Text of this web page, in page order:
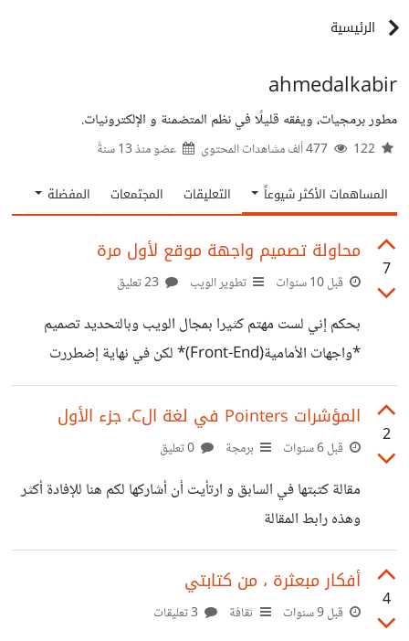
الرئيسية
ahmedalkabir
مطور برمجيات، ويفقه قليلًا في نظم المتضمنة و الإلكترونيات.
عضو منذ13 سنةً
المساهمات الأكثر شيوعاً التعليقات المجتمعات المفضلة
7
محاولة تصميم واجهة موقع لأول مرة
قبل 10 سنوات تطوير الويب
بحكم إني لست مهتم كثيرا بمجال الويب وبالتحديد تصميم
*واجهات الأمامية(Front-End)* لكن في نهاية إضطررت
لتصميم واجهة مواقع هذه أول محاولة لي في هذا المجال إريد
رأيكم في هذا التصميم رابط الموقع http://www.upload-
website.com/DwrfU-80/
2
المؤشرات Pointers في لغة الC، جزء الأول
قبل 6 سنوات برمجة
مقالة كتبتها في السابق و ارتأيت أن أشاركها لكم هنا للإفادة أكثر
وهذه رابط المقالة
https://lambda.ly/wp/2019/12/11/%d8%a7%d9%
84%d9%85%d8%a4%d8%b4%d8%b1%d8%a7%d
8%aa-pointers-%d9%81%d9%8a-
4
أفكار مبعثرة ، من كتابتي
قبل 9 سنوات ثقافة